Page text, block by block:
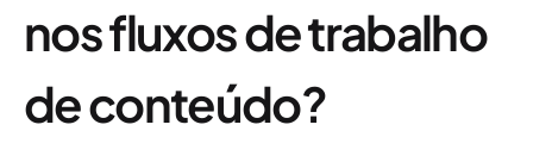
nos fluxos de trabalho
de conteúdo?